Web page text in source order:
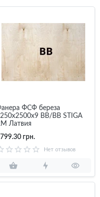
ФСФ береза
BB/BB STIGA
Латвия
грн.
Нет отзывов